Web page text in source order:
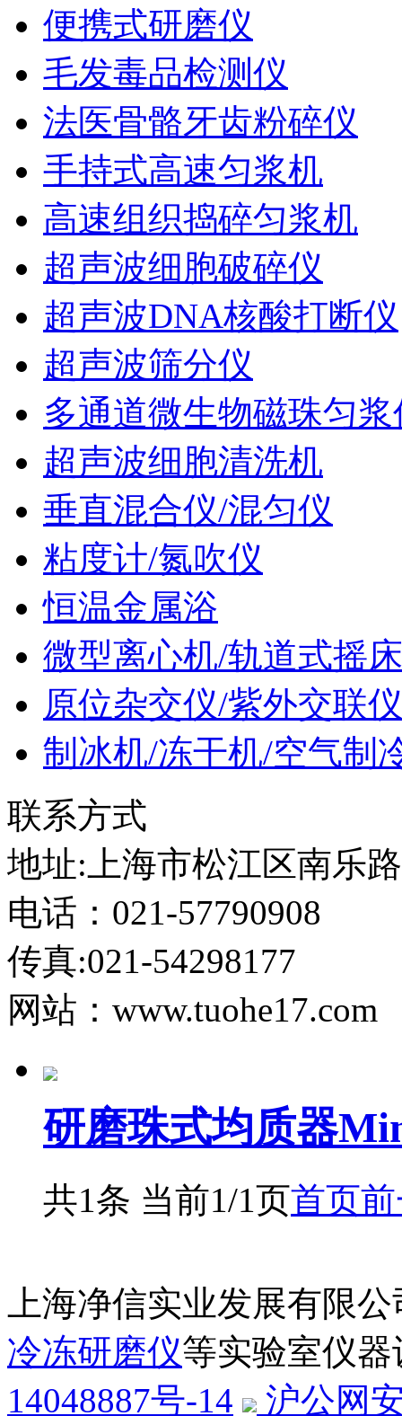
便携式研磨仪
毛发毒品检测仪
法医骨骼牙齿粉碎仪
手持式高速匀浆机
高速组织捣碎匀浆机
超声波细胞破碎仪
超声波DNA核酸打断仪
超声波筛分仪
多通道微生物磁珠匀浆
超声波细胞清洗机
垂直混合仪/混匀仪
粘度计/氮吹仪
恒温金属浴
微型离心机/轨道式摇床
原位杂交仪/紫外交联仪
制冰机/冻干机/空气制
联系方式
地址:上海市松江区南乐
电话：021-57790908
传真:021-54298177
网站：www.tuohe17.com
研磨珠式均质器
共1条 当前1/1页首页
上海净信实业发展有限
冷冻研磨仪等实验室仪
14048887号-14
沪公网